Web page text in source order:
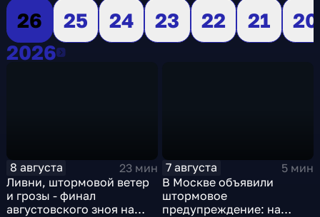
26
25 24 23 22 21
20
20262026
8 августа
23 мин
Ливни, штормовой ветер
и грозы - финал
августовского зноя на
7 августа
5 мин
В Москве объявили
штормовое
предупреждение: на